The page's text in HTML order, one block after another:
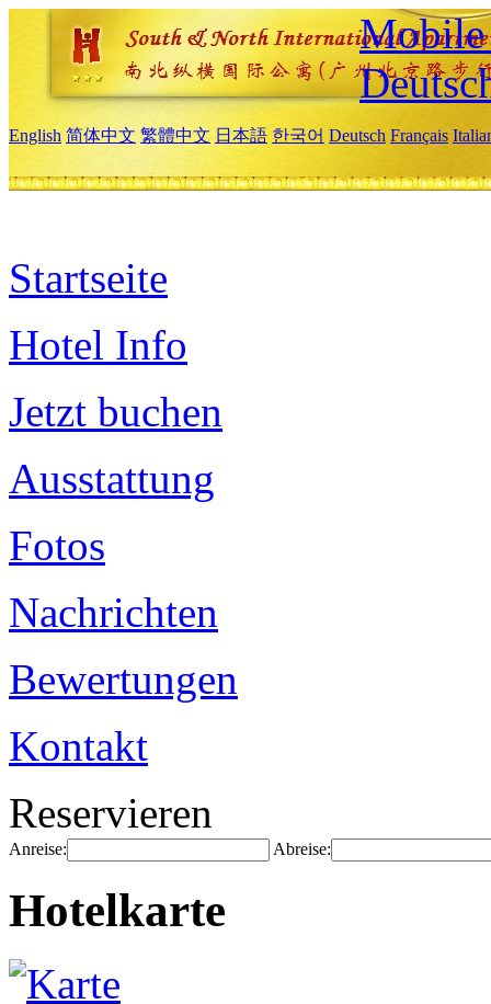
Mobile
English 简体中文 繁體中文 日本語 한국어 Deutsch Français
Startseite
Hotel Info
Jetzt buchen
Ausstattung
Fotos
Nachrichten
Bewertungen
Kontakt
Reservieren
Anreise: Abreise:
Hotelkarte